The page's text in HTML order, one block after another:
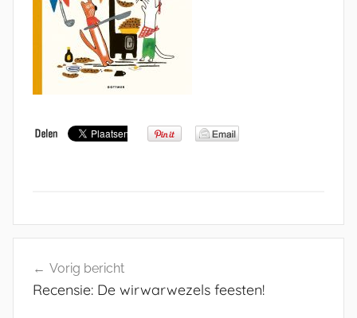
navigatie
Vorig bericht
Recensie: De wirwarwezels feesten!